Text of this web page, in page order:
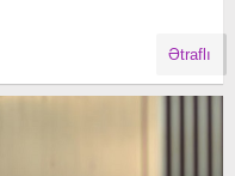
Ətraflı